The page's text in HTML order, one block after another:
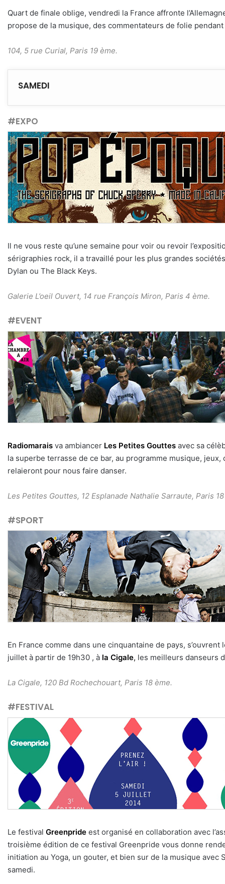
Quart de finale oblige, vendredi la France affronte
propose de la musique, des commentateurs de folie
104, 5 rue Curial, Paris 19 ème.
SAMEDI
#EXPO
Il ne vous reste qu’une semaine pour voir ou revoir
sérigraphies rock, il a travaillé pour les plus grandes
Dylan ou The Black Keys.
Galerie L’oeil Ouvert, 14 rue François Miron, Paris 4 ème.
#EVENT
Radiomarais va ambiancer Les Petites Gouttes avec sa
la superbe terrasse de ce bar, au programme musique,
relaieront pour nous faire danser.
Les Petites Gouttes, 12 Esplanade Nathalie Sarraute, Paris
#SPORT
En France comme dans une cinquantaine de pays,
juillet à partir de 19h30 , à la Cigale, les meilleurs danseurs
La Cigale, 120 Bd Rochechouart, Paris 18 ème.
#FESTIVAL
Le festival Greenpride est organisé en collaboration avec
troisième édition de ce festival Greenpride vous donne
initiation au Yoga, un gouter, et bien sur de la musique avec
samedi.